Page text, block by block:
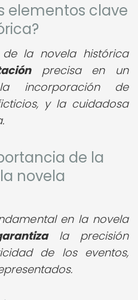
elementos clave
la novela histórica
precisa en un
incorporación de
y la cuidadosa
de la
novela
en la novela
la precisión
de los eventos,